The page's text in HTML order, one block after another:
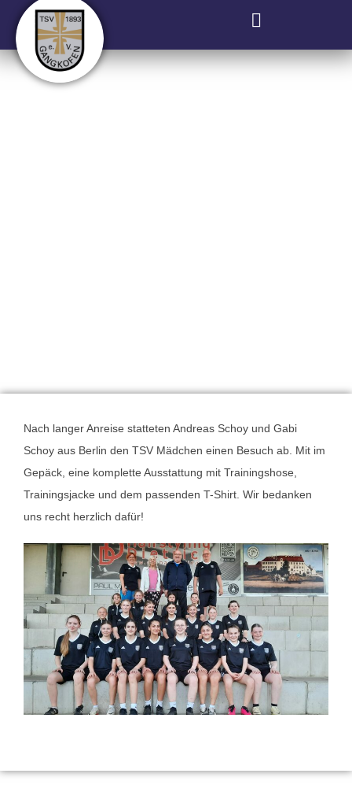
Nach langer Anreise statteten Andreas Schoy und Gabi
Schoy aus Berlin den TSV Mädchen einen Besuch ab. Mit im
Gepäck, eine komplette Ausstattung mit Trainingshose,
Trainingsjacke und dem passenden T-Shirt. Wir bedanken
uns recht herzlich dafür!